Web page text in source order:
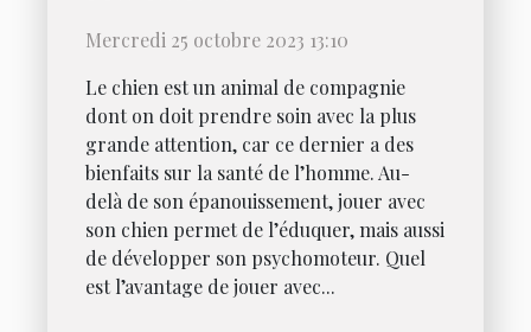
Mercredi 25 octobre 2023 13:10
Le chien est un animal de compagnie
dont on doit prendre soin avec la plus
grande attention, car ce dernier a des
bienfaits sur la santé de l’homme. Au-
delà de son épanouissement, jouer avec
son chien permet de l’éduquer, mais aussi
de développer son psychomoteur. Quel
est l’avantage de jouer avec...